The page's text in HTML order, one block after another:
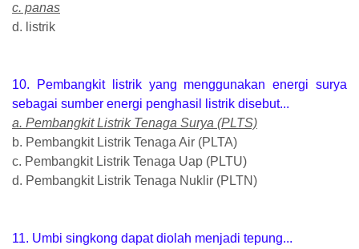
c. panas
d. listrik
10. Pembangkit listrik yang menggunakan energi surya
sebagai sumber energi penghasil listrik disebut...
a. Pembangkit Listrik Tenaga Surya (PLTS)
b. Pembangkit Listrik Tenaga Air (PLTA)
c. Pembangkit Listrik Tenaga Uap (PLTU)
d. Pembangkit Listrik Tenaga Nuklir (PLTN)
11. Umbi singkong dapat diolah menjadi tepung...